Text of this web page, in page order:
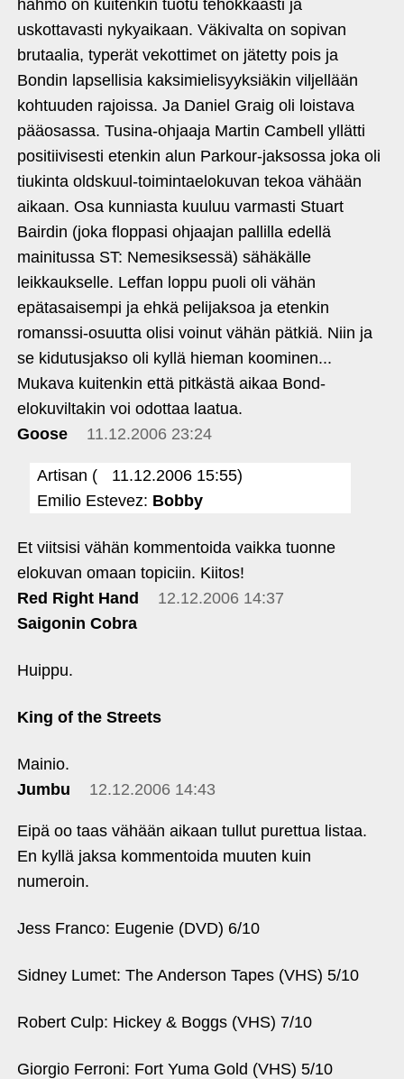
hahmo on kuitenkin tuotu tehokkaasti ja
uskottavasti nykyaikaan. Väkivalta on sopivan
brutaalia, typerät vekottimet on jätetty pois ja
Bondin lapsellisia kaksimielisyyksiäkin viljellään
kohtuuden rajoissa. Ja Daniel Graig oli loistava
pääosassa. Tusina-ohjaaja Martin Cambell yllätti
positiivisesti etenkin alun Parkour-jaksossa joka oli
tiukinta oldskuul-toimintaelokuvan tekoa vähään
aikaan. Osa kunniasta kuuluu varmasti Stuart
Bairdin (joka floppasi ohjaajan pallilla edellä
mainitussa ST: Nemesiksessä) sähäkälle
leikkaukselle. Leffan loppu puoli oli vähän
epätasaisempi ja ehkä pelijaksoa ja etenkin
romanssi-osuutta olisi voinut vähän pätkiä. Niin ja
se kidutusjakso oli kyllä hieman koominen...
Mukava kuitenkin että pitkästä aikaa Bond-
elokuviltakin voi odottaa laatua.
Goose
11.12.2006 23:24
Artisan (
11.12.2006 15:55)
Emilio Estevez: Bobby
Et viitsisi vähän kommentoida vaikka tuonne
elokuvan omaan topiciin. Kiitos!
Red Right Hand
12.12.2006 14:37
Saigonin Cobra
Huippu.
King of the Streets
Mainio.
Jumbu
12.12.2006 14:43
Eipä oo taas vähään aikaan tullut purettua listaa.
En kyllä jaksa kommentoida muuten kuin
numeroin.
Jess Franco: Eugenie (DVD) 6/10
Sidney Lumet: The Anderson Tapes (VHS) 5/10
Robert Culp: Hickey & Boggs (VHS) 7/10
Giorgio Ferroni: Fort Yuma Gold (VHS) 5/10